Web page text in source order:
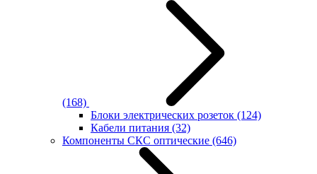
(168)
Блоки электрических розеток (124)
Кабели питания (32)
Компоненты СКС оптические (646)